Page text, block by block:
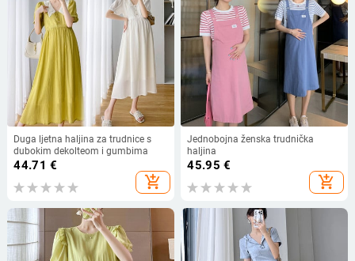
Duga ljetna haljina za trudnice s
dubokim dekolteom i gumbima
44.71 €
add_shopping_cart
Jednobojna ženska trudnička
haljina
45.95 €
add_shopping_cart